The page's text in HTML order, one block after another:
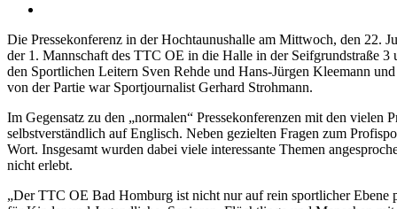
Die Pressekonferenz in der Hochtaunushalle am Mittwoch, den 22.
der 1. Mannschaft des TTC OE in die Halle in der Seifgrundstraße
den Sportlichen Leitern Sven Rehde und Hans-Jürgen Kleemann
von der Partie war Sportjournalist Gerhard Strohmann.
Im Gegensatz zu den „normalen“ Pressekonferenzen mit den vielen
selbstverständlich auf Englisch. Neben gezielten Fragen zum
Wort. Insgesamt wurden dabei viele interessante Themen
nicht erlebt.
„Der TTC OE Bad Homburg ist nicht nur auf rein sportlicher Ebene